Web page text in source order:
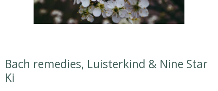
Bach remedies, Luisterkind & Nine Star
Ki